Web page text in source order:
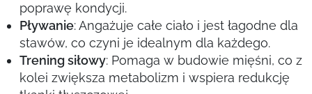
poprawę kondycji.
Pływanie: Angażuje całe ciało i jest łagodne dla
stawów, co czyni je idealnym dla każdego.
Trening siłowy: Pomaga w budowie mięśni, co z
kolei zwiększa metabolizm i wspiera redukcję